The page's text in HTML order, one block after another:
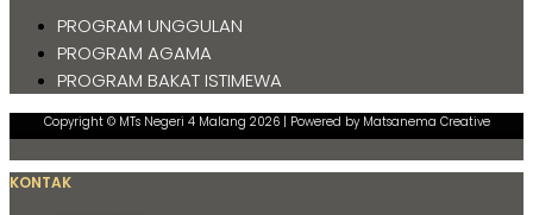
PROGRAM UNGGULAN
PROGRAM AGAMA
PROGRAM BAKAT ISTIMEWA
Copyright © MTs Negeri 4 Malang 2026 | Powered by Matsanema Creative
KONTAK